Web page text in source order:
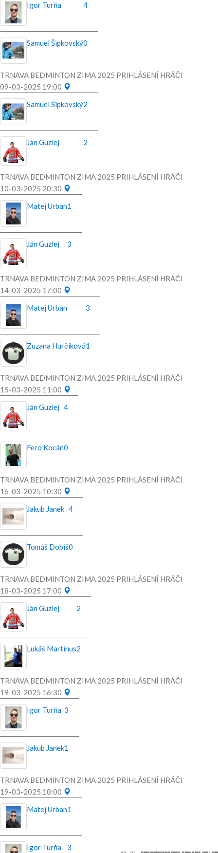
Igor Turňa
4
Samuel Šipkovský0
TRNAVA BEDMINTON ZIMA 2025 PRIHLÁSENÍ HRÁČI
09-03-2025 19:00
Samuel Šipkovský2
Ján Guzlej 2
TRNAVA BEDMINTON ZIMA 2025 PRIHLÁSENÍ HRÁČI
10-03-2025 20:30
Matej Urban1
Ján Guzlej 3
TRNAVA BEDMINTON ZIMA 2025 PRIHLÁSENÍ HRÁČI
14-03-2025 17:00
Matej Urban
3
Zuzana Hurčíková1
TRNAVA BEDMINTON ZIMA 2025 PRIHLÁSENÍ HRÁČI
15-03-2025 11:00
Ján Guzlej 4
Fero Kocán0
TRNAVA BEDMINTON ZIMA 2025 PRIHLÁSENÍ HRÁČI
16-03-2025 10:30
Jakub Janek 4
Tomáš Dobiš0
TRNAVA BEDMINTON ZIMA 2025 PRIHLÁSENÍ HRÁČI
18-03-2025 17:00
Ján Guzlej
2
Lukáš Martinus2
TRNAVA BEDMINTON ZIMA 2025 PRIHLÁSENÍ HRÁČI
19-03-2025 16:30
Igor Turňa 3
Jakub Janek1
TRNAVA BEDMINTON ZIMA 2025 PRIHLÁSENÍ HRÁČI
19-03-2025 18:00
Matej Urban1
Igor Turňa 3